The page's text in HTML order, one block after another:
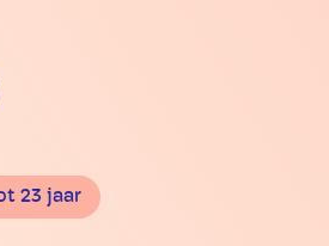
23 jaar